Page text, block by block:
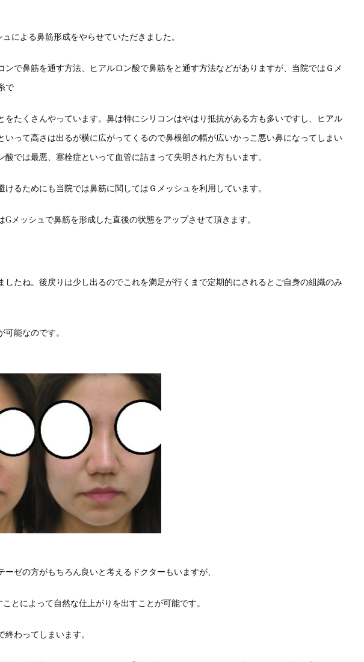
による鼻筋形成をやらせていただきました。
ンで鼻筋を通す方法、ヒアルロン酸で鼻筋をと通す方法などがありますが、当院ではＧメ
で
をたくさんやっています。鼻は特にシリコンはやはり抵抗がある方も多いですし、ヒアル
いって高さは出るが横に広がってくるので鼻根部の幅が広いかっこ悪い鼻になってしまい
酸では最悪、塞栓症といって血管に詰まって失明された方もいます。
けるためにも当院では鼻筋に関してはＧメッシュを利用しています。
Gメッシュで鼻筋を形成した直後の状態をアップさせて頂きます。
したね。後戻りは少し出るのでこれを満足が行くまで定期的にされるとご自身の組織のみ
可能なのです。
ーゼの方がもちろん良いと考えるドクターもいますが、
とによって自然な仕上がりを出すことが可能です。
わってしまいます。